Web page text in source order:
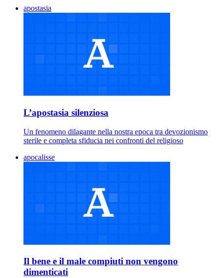
apostasia
L’apostasia silenziosa
Un fenomeno dilagante nella nostra epoca tra devozionismo
sterile e completa sfiducia nei confronti del religioso
apocalisse
Il bene e il male compiuti non vengono
dimenticati